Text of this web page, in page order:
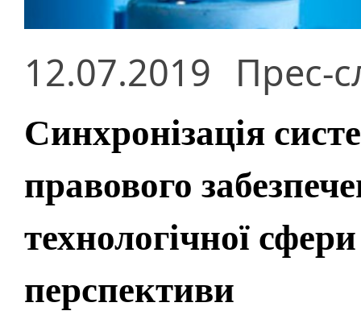
12.07.2019 Прес-
Синхронізація
правового
технологічної
перспективи